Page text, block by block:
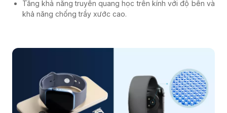
Tăng khả năng truyền quang học trên kính với độ bền và
khả năng chống trầy xước cao.